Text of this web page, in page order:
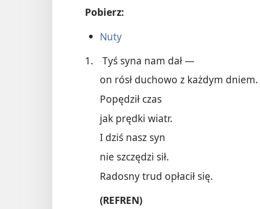
Pobierz:
Nuty
1.
Tyś syna nam dał —
on rósł duchowo z każdym dniem.
Popędził czas
jak prędki wiatr.
I dziś nasz syn
nie szczędzi sił.
Radosny trud opłacił się.
(REFREN)